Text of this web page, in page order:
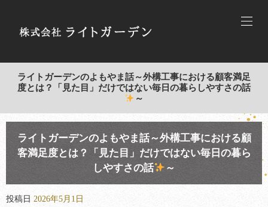
ライトガーデンのよもやま話～外構工事における顧客満足
度とは？「見た目」だけではない毎日の暮らしやすさの話
～
ライトガーデンのよもやま話～外構工事における顧
客満足度とは？「見た目」だけではない毎日の暮ら
しやすさの話
～
投稿日 2026年5月1日